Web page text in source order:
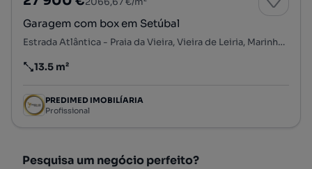
Garagem com box em Setúbal
Estrada Atlântica - Praia da Vieira, Vieira de Leiria, Marinha Grande, Leiria
Preço por metro quadrado
13.5 m²
PREDIMED IMOBILÍARIA
Profissional
Pesquisa um negócio perfeito?